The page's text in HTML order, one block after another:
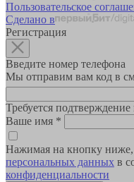
Пользовательское
Сделано в
Регистрация
Введите номер телефона
Мы отправим вам код в
Требуется
Ваше имя *
Нажимая на кнопку
персональных данных в
конфиденциальности